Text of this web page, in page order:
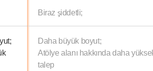
Biraz şiddetli;
Daha büyük boyut;
Atölye alanı hakkında daha
talep